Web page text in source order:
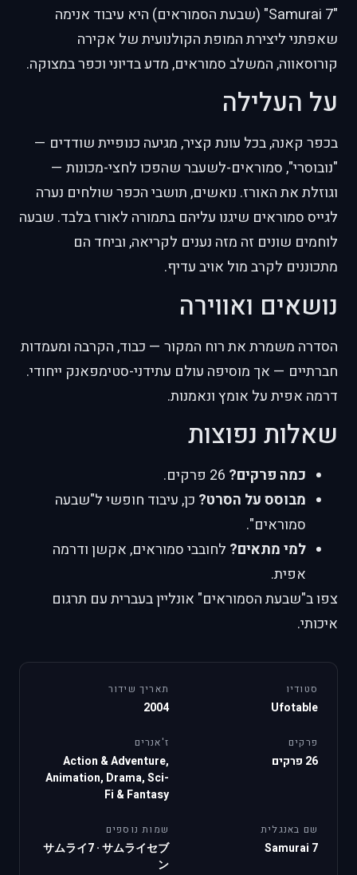
"Samurai 7" (שבעת הסמוראים) היא עיבוד אנימה
שאפתני ליצירת המופת הקולנועית של אקירה
קורוסאווה, המשלב סמוראים, מדע בדיוני וכפר במצוקה.
על העלילה
בכפר קאנה, בכל עונת קציר, מגיעה כנופיית שודדים —
"נובוסרי", סמוראים-לשעבר שהפכו לחצי-מכונות —
וגוזלת את האורז. נואשים, תושבי הכפר שולחים נערה
לגייס סמוראים שיגנו עליהם בתמורה לאורז בלבד. שבעה
לוחמים שונים זה מזה נענים לקריאה, וביחד הם
מתכוננים לקרב מול אויב עדיף.
נושאים ואווירה
הסדרה משמרת את רוח המקור — כבוד, הקרבה ומעמדות
חברתיים — אך מוסיפה עולם עתידני-סטימפאנק ייחודי.
דרמה אפית על אומץ ונאמנות.
שאלות נפוצות
כמה פרקים?
מבוסס על הסרט? כן, עיבוד חופשי ל"שבעה
סמוראים".
למי מתאים? לחובבי סמוראים, אקשן ודרמה
אפית.
צפו ב"שבעת הסמוראים" אונליין בעברית עם תרגום
איכותי.
סטודיו
Ufotable
תאריך שידור
2004
פרקים
26 פרקים
ז'אנרים
Action & Adventure,
Animation, Drama, Sci-
Fi & Fantasy
שם באנגלית
Samurai 7
שמות נוספים
サムライ7·サムライセブ
ン